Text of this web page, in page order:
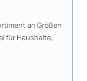
an Größen
für Haushalte,